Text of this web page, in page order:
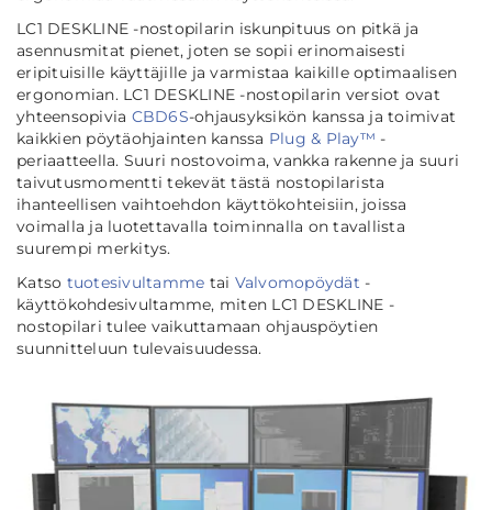
LC1 DESKLINE -nostopilarin iskunpituus on pitkä ja
asennusmitat pienet, joten se sopii erinomaisesti
eripituisille käyttäjille ja varmistaa kaikille optimaalisen
ergonomian. LC1 DESKLINE -nostopilarin versiot ovat
yhteensopivia CBD6S-ohjausyksikön kanssa ja toimivat
kaikkien pöytäohjainten kanssa Plug & Play™ -
periaatteella. Suuri nostovoima, vankka rakenne ja suuri
taivutusmomentti tekevät tästä nostopilarista
ihanteellisen vaihtoehdon käyttökohteisiin, joissa
voimalla ja luotettavalla toiminnalla on tavallista
suurempi merkitys.
Katso tuotesivultamme tai Valvomopöydät -
käyttökohdesivultamme, miten LC1 DESKLINE -
nostopilari tulee vaikuttamaan ohjauspöytien
suunnitteluun tulevaisuudessa.